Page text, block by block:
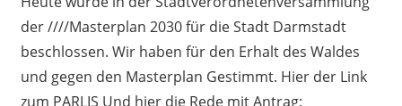
der ////Masterplan 2030 für die Stadt Darmstadt
beschlossen. Wir haben für den Erhalt des Waldes
und gegen den Masterplan Gestimmt. Hier der Link
zum PARLIS Und hier die Rede mit Antrag: